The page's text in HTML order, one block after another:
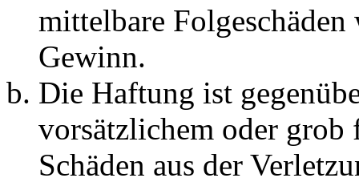
mittelbare Folgeschäden
Gewinn.
Die Haftung ist
vorsätzlichem oder grob
Schäden aus der